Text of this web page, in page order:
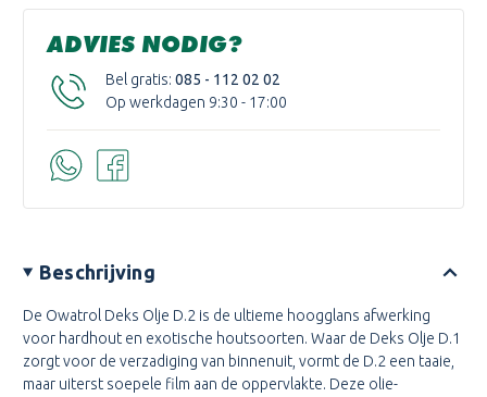
ADVIES NODIG?
Bel gratis: 085 - 112 02 02
Op werkdagen 9:30 - 17:00
Beschrijving
De Owatrol Deks Olje D.2 is de ultieme hoogglans afwerking
voor hardhout en exotische houtsoorten. Waar de Deks Olje D.1
zorgt voor de verzadiging van binnenuit, vormt de D.2 een taaie,
maar uiterst soepele film aan de oppervlakte. Deze olie-